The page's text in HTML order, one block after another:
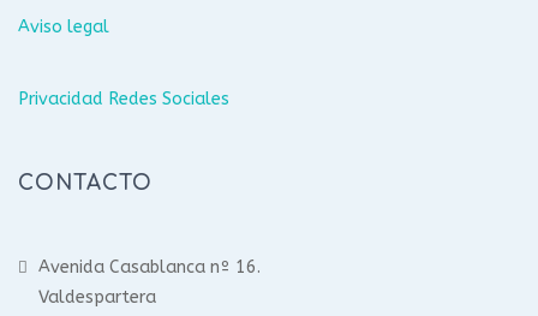
Aviso legal
Privacidad Redes Sociales
CONTACTO
Avenida Casablanca nº 16.
Valdespartera